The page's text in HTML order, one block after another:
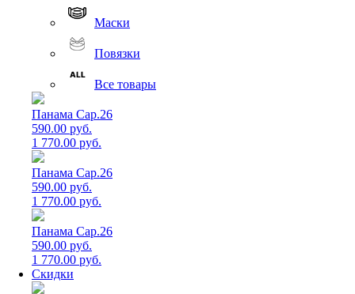
Маски
Повязки
Все товары
Панама Cap.26
590.00 руб.
1 770.00 руб.
Панама Cap.26
590.00 руб.
1 770.00 руб.
Панама Cap.26
590.00 руб.
1 770.00 руб.
Скидки